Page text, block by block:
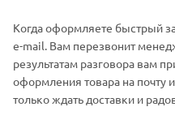
Когда оформляете быстрый
e-mail. Вам перезвонит
результатам разговора вам
оформления товара на почту
только ждать доставки и